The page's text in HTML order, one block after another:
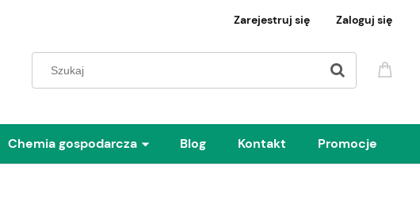
Zarejestruj się Zaloguj się
Chemia gospodarcza Blog Kontakt Promocje